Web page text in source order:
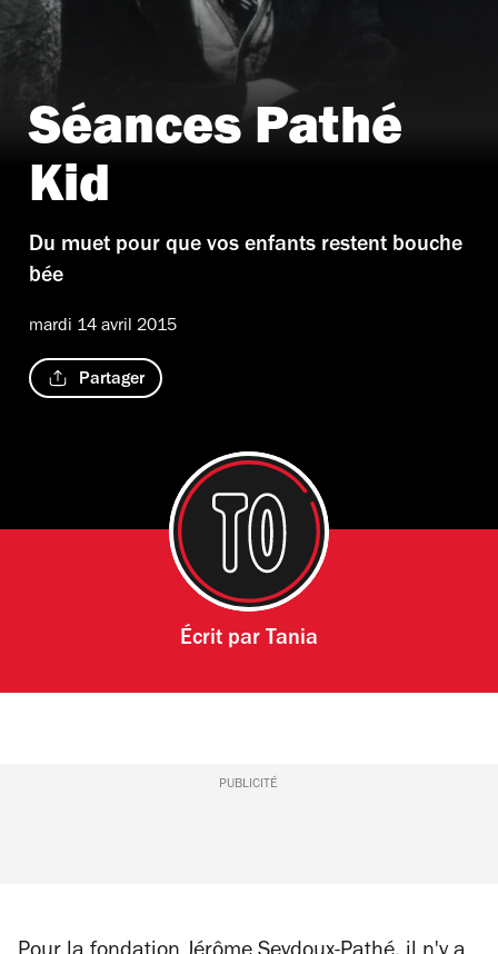
Séances Pathé
Kid
Du muet pour que vos enfants restent bouche
bée
mardi 14 avril 2015
Partager
Écrit par Tania
PUBLICITÉ